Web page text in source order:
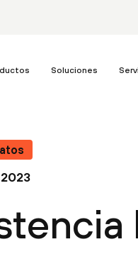
Soluciones